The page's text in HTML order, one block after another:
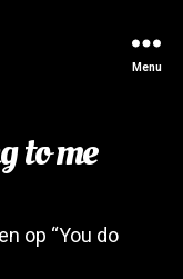
Menu
to me
op “You do